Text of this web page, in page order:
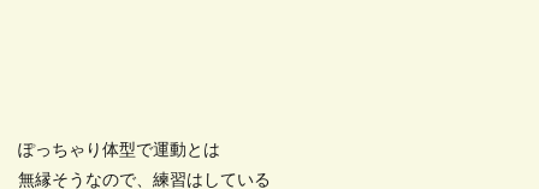
ぽっちゃり体型で運動とは
無縁そうなので、練習はしている